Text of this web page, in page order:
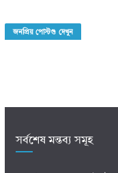
জনপ্রিয় পোস্টগু দেখুন
সর্বশেষ মন্তব্য সমূহ